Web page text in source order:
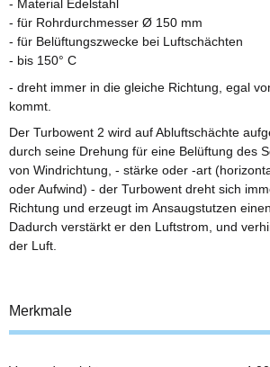
- Material Edelstahl
- für Rohrdurchmesser Ø 150 mm
- für Belüftungszwecke bei Luftschächten
- bis 150° C
- dreht immer in die gleiche Richtung, egal
kommt.
Der Turbowent 2 wird auf Abluftschächte
durch seine Drehung für eine Belüftung des
von Windrichtung, - stärke oder -art
oder Aufwind) - der Turbowent dreht sich
Richtung und erzeugt im Ansaugstutzen
Dadurch verstärkt er den Luftstrom, und
der Luft.
Merkmale